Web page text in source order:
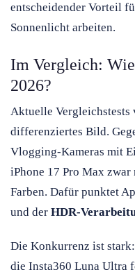
entscheidender Vorteil
Sonnenlicht arbeiten.
Im Vergleich:
2026?
Aktuelle Vergleichstests
differenziertes Bild.
Vlogging-Kameras mit
iPhone 17 Pro Max
Farben. Dafür punktet
und der HDR-
Die Konkurrenz ist
die Insta360 Luna Ultra